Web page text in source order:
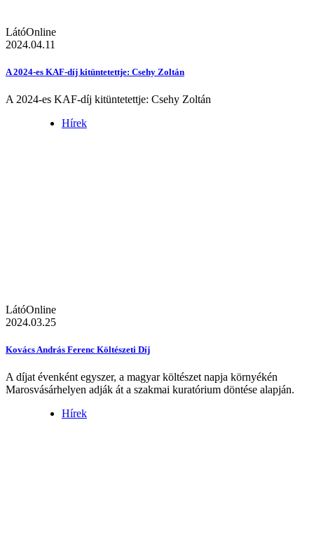
LátóOnline
2024.04.11
A 2024-es KAF-díj kitüntetettje: Csehy Zoltán
A 2024-es KAF-díj kitüntetettje: Csehy Zoltán
Hírek
LátóOnline
2024.03.25
Kovács András Ferenc Költészeti Díj
A díjat évenként egyszer, a magyar költészet napja környékén
Marosvásárhelyen adják át a szakmai kuratórium döntése alapján.
Hírek